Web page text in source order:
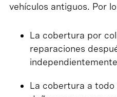
vehículos antiguos. Por
La cobertura por
reparaciones
La cobertura a todo